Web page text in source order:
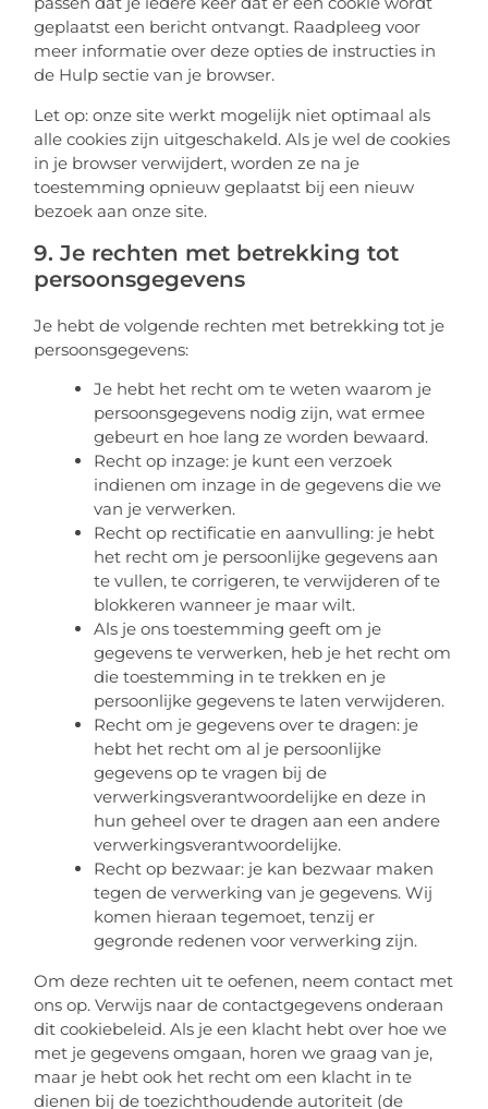
geplaatst een bericht ontvangt. Raadpleeg voor
meer informatie over deze opties de instructies in
de Hulp sectie van je browser.
Let op: onze site werkt mogelijk niet optimaal als
alle cookies zijn uitgeschakeld. Als je wel de cookies
in je browser verwijdert, worden ze na je
toestemming opnieuw geplaatst bij een nieuw
bezoek aan onze site.
9. Je rechten met betrekking tot
persoonsgegevens
Je hebt de volgende rechten met betrekking tot je
persoonsgegevens:
Je hebt het recht om te weten waarom je
persoonsgegevens nodig zijn, wat ermee
gebeurt en hoe lang ze worden bewaard.
Recht op inzage: je kunt een verzoek
indienen om inzage in de gegevens die we
van je verwerken.
Recht op rectificatie en aanvulling: je hebt
het recht om je persoonlijke gegevens aan
te vullen, te corrigeren, te verwijderen of te
blokkeren wanneer je maar wilt.
Als je ons toestemming geeft om je
gegevens te verwerken, heb je het recht om
die toestemming in te trekken en je
persoonlijke gegevens te laten verwijderen.
Recht om je gegevens over te dragen: je
hebt het recht om al je persoonlijke
gegevens op te vragen bij de
verwerkingsverantwoordelijke en deze in
hun geheel over te dragen aan een andere
verwerkingsverantwoordelijke.
Recht op bezwaar: je kan bezwaar maken
tegen de verwerking van je gegevens. Wij
komen hieraan tegemoet, tenzij er
gegronde redenen voor verwerking zijn.
Om deze rechten uit te oefenen, neem contact met
ons op. Verwijs naar de contactgegevens onderaan
dit cookiebeleid. Als je een klacht hebt over hoe we
met je gegevens omgaan, horen we graag van je,
maar je hebt ook het recht om een klacht in te
dienen bij de toezichthoudende autoriteit (de